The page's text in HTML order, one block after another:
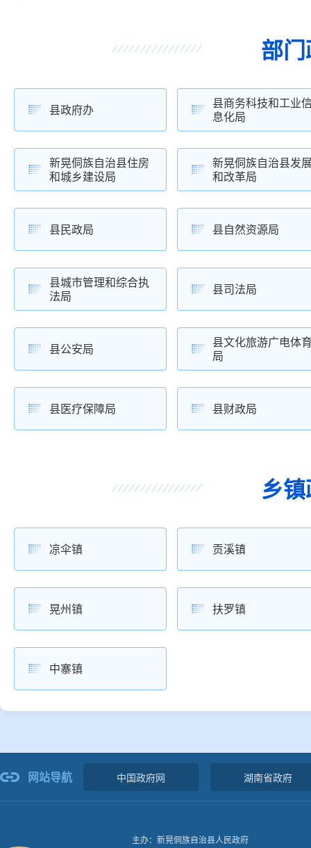
部
县政府办
县商务科技和工业
息化局
新晃侗族自治县住房
和城乡建设局
新晃侗族自治县发
和改革局
县民政局 县自然资源局
县城市管理和综合执
法局
县司法局
县公安局
县文化旅游广电体
局
县医疗保障局 县财政局
乡
凉伞镇 贡溪镇
晃州镇 扶罗镇
中寨镇
网站导航 中国政府网 湖南省政府
主办：新晃侗族自治县人民政府